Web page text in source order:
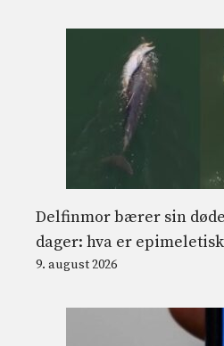
Delfinmor bærer sin
dager: hva er
9. august 2026